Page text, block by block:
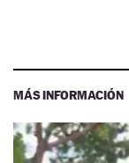
MÁS INFORMACIÓN